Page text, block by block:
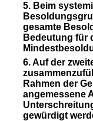
5. Beim
gesamte
Bedeutung für
6. Auf der
Rahmen der
angemessene
gewürdigt